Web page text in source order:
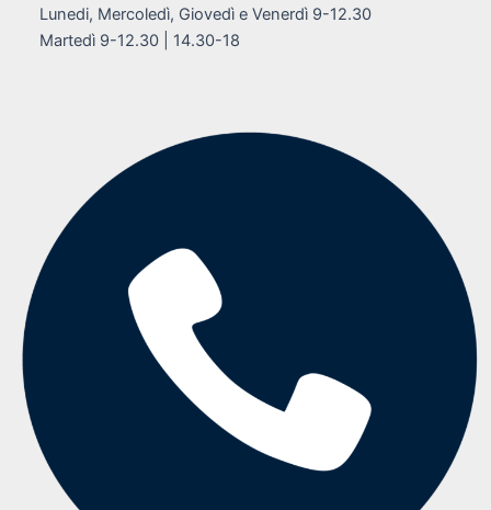
Lunedi, Mercoledì, Giovedì e Venerdì 9-12.30
Martedì 9-12.30 | 14.30-18